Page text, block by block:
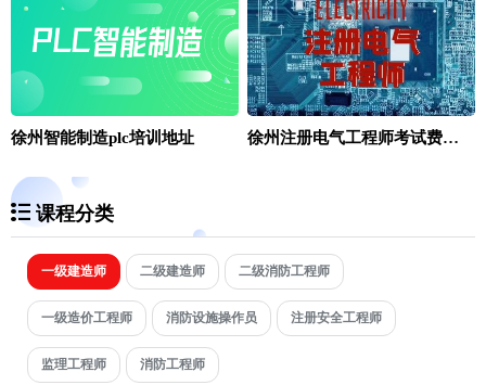
徐州智能制造plc培训地址 徐州注册电气工程师考试费怎么收
课程分类
一级建造师 二级建造师 二级消防工程师
一级造价工程师 消防设施操作员 注册安全工程师
监理工程师 消防工程师